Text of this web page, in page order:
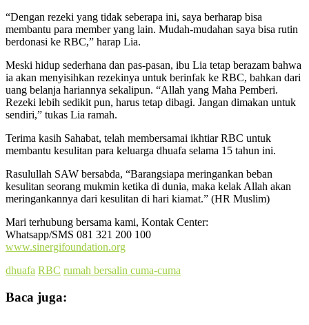
“Dengan rezeki yang tidak seberapa ini, saya berharap bisa
membantu para member yang lain. Mudah-mudahan saya bisa rutin
berdonasi ke RBC,” harap Lia.
Meski hidup sederhana dan pas-pasan, ibu Lia tetap berazam bahwa
ia akan menyisihkan rezekinya untuk berinfak ke RBC, bahkan dari
uang belanja hariannya sekalipun. “Allah yang Maha Pemberi.
Rezeki lebih sedikit pun, harus tetap dibagi. Jangan dimakan untuk
sendiri,” tukas Lia ramah.
Terima kasih Sahabat, telah membersamai ikhtiar RBC untuk
membantu kesulitan para keluarga dhuafa selama 15 tahun ini.
Rasulullah SAW bersabda, “Barangsiapa meringankan beban
kesulitan seorang mukmin ketika di dunia, maka kelak Allah akan
meringankannya dari kesulitan di hari kiamat.” (HR Muslim)
Mari terhubung bersama kami, Kontak Center:
Whatsapp/SMS 081 321 200 100
www.sinergifoundation.org
dhuafa RBC rumah bersalin cuma-cuma
Baca juga: